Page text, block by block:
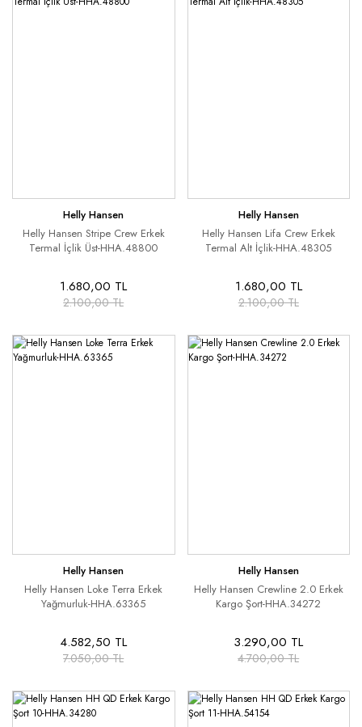
Helly Hansen
Helly Hansen Stripe Crew Erkek
Termal İçlik Üst-HHA.48800
1.680,00 TL
2.100,00 TL
Helly Hansen
Helly Hansen Lifa Crew Erkek
Termal Alt İçlik-HHA.48305
1.680,00 TL
2.100,00 TL
Helly Hansen
Helly Hansen Loke Terra Erkek
Yağmurluk-HHA.63365
4.582,50 TL
7.050,00 TL
Helly Hansen
Helly Hansen Crewline 2.0 Erkek
Kargo Şort-HHA.34272
3.290,00 TL
4.700,00 TL